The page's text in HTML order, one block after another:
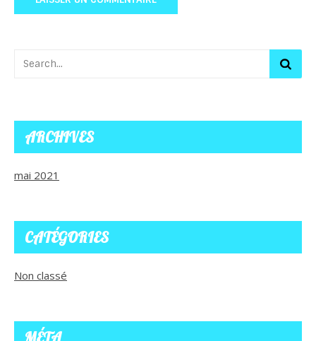
ARCHIVES
mai 2021
CATÉGORIES
Non classé